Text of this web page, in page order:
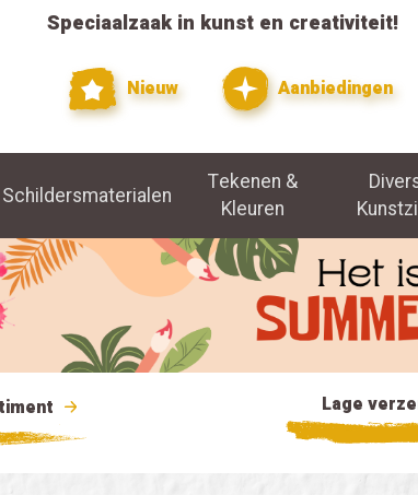
Speciaalzaak in kunst en creativiteit!
Nieuw Aanbiedingen
Zoeken
Schildersmaterialen
Tekenen &
Kleuren
Lage